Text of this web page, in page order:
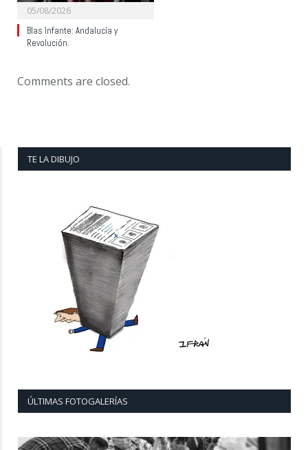
05/08/2026
Blas Infante: Andalucía y
Revolución.
Comments are closed.
TE LA DIBUJO
ÚLTIMAS FOTOGALERÍAS